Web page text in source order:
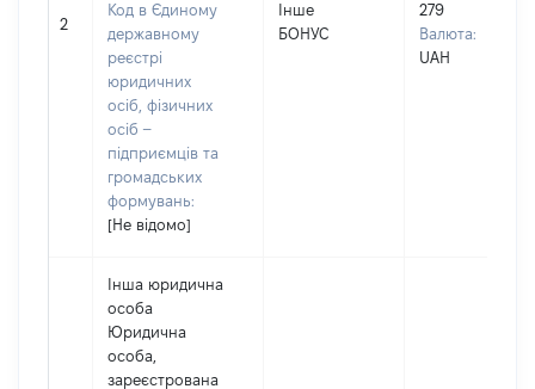
2
Код в Єдиному
державному
реєстрі
юридичних
осіб, фізичних
осіб –
підприємців та
громадських
формувань:
[Не відомо]
Інше
БОНУС
279
Валюта:
UAH
Інша юридична
особа
Юридична
особа,
зареєстрована